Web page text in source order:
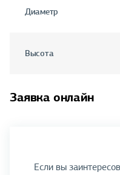
Диаметр
Высота
Заявка онлайн
Если вы